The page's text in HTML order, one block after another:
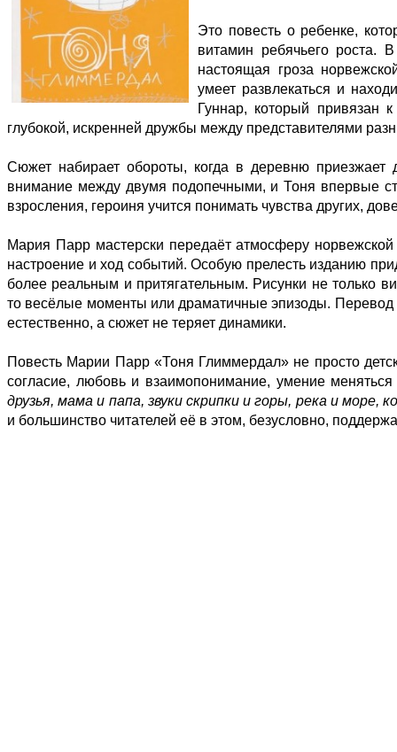
Это повесть о ребенке,
витамин ребячьего роста.
настоящая гроза
умеет развлекаться и
Гуннар, который привязан
глубокой, искренней дружбы между представителями
Сюжет набирает обороты, когда в деревню приезжает
внимание между двумя подопечными, и Тоня впервые
взросления, героиня учится понимать чувства других,
Мария Парр мастерски передаёт атмосферу
настроение и ход событий. Особую прелесть изданию
более реальным и притягательным. Рисунки не только
то весёлые моменты или драматичные эпизоды. Перевод
естественно, а сюжет не теряет динамики.
Повесть Марии Парр «Тоня Глиммердал» не просто
согласие, любовь и взаимопонимание, умение
друзья, мама и папа, звуки скрипки и горы, река и
и большинство читателей её в этом, безусловно,